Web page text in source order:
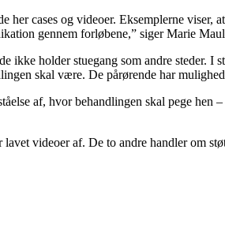
her cases og videoer. Eksemplerne
gennem forløbene,” siger Marie
holder stuegang som andre steder. I
skal være. De pårørende har
af, hvor behandlingen skal pege
videoer af. De to andre handler om